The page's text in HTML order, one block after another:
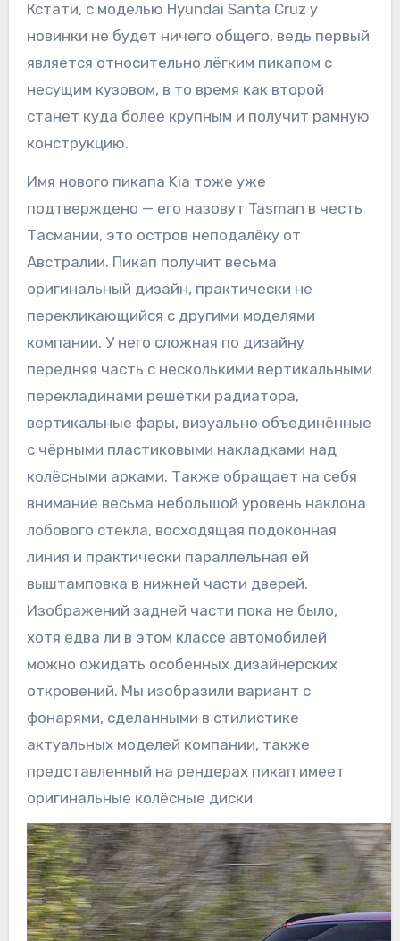
Кстати, с моделью Hyundai Santa Cruz у
новинки не будет ничего общего, ведь первый
является относительно лёгким пикапом с
несущим кузовом, в то время как второй
станет куда более крупным и получит рамную
конструкцию.
Имя нового пикапа Kia тоже уже
подтверждено — его назовут Tasman в честь
Тасмании, это остров неподалёку от
Австралии. Пикап получит весьма
оригинальный дизайн, практически не
перекликающийся с другими моделями
компании. У него сложная по дизайну
передняя часть с несколькими вертикальными
перекладинами решётки радиатора,
вертикальные фары, визуально объединённые
с чёрными пластиковыми накладками над
колёсными арками. Также обращает на себя
внимание весьма небольшой уровень наклона
лобового стекла, восходящая подоконная
линия и практически параллельная ей
выштамповка в нижней части дверей.
Изображений задней части пока не было,
хотя едва ли в этом классе автомобилей
можно ожидать особенных дизайнерских
откровений. Мы изобразили вариант с
фонарями, сделанными в стилистике
актуальных моделей компании, также
представленный на рендерах пикап имеет
оригинальные колёсные диски.